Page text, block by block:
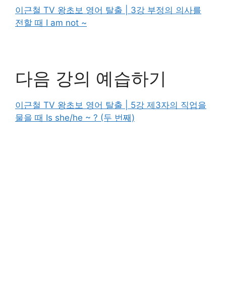
이근철 TV 왕초보 영어 탈출 | 3강 부정의 의사를
전할 때 I am not ~
다음 강의 예습하기
이근철 TV 왕초보 영어 탈출 | 5강 제3자의 직업을
물을 때 Is she/he ~ ? (두 번째)